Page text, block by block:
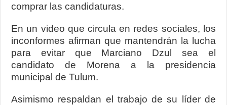
comprar las candidaturas.
En un video que circula en redes sociales, los
inconformes afirman que mantendrán la lucha
para evitar que Marciano Dzul sea el
candidato de Morena a la presidencia
municipal de Tulum.
Asimismo respaldan el trabajo de su líder de